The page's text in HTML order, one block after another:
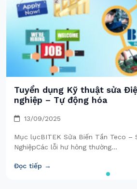
Tuyển dụng Kỹ thuật sửa
nghiệp – Tự động hóa
13/09/2025
Mục lụcBITEK Sửa Biến Tần Teco –
NghiệpCác lỗi hư hỏng thường...
Đọc tiếp →